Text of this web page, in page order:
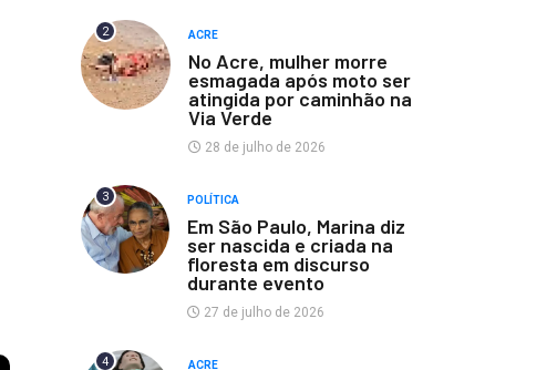
2 ACRE
No Acre, mulher morre
esmagada após moto ser
atingida por caminhão na
Via Verde
28 de julho de 2026
3 POLÍTICA
Em São Paulo, Marina diz
ser nascida e criada na
floresta em discurso
durante evento
27 de julho de 2026
4 ACRE